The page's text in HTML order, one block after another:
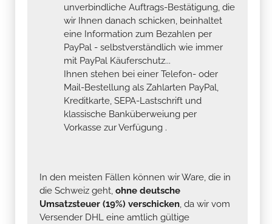
unverbindliche Auftrags-Bestätigung, die
wir Ihnen danach schicken, beinhaltet
eine Information zum Bezahlen per
PayPal - selbstverständlich wie immer
mit PayPal Käuferschutz...
Ihnen stehen bei einer Telefon- oder
Mail-Bestellung als Zahlarten PayPal,
Kreditkarte, SEPA-Lastschrift und
klassische Banküberweiung per
Vorkasse zur Verfügung .
In den meisten Fällen können wir Ware, die in
die Schweiz geht, ohne deutsche
Umsatzsteuer (19%) verschicken, da wir vom
Versender DHL eine amtlich gültige